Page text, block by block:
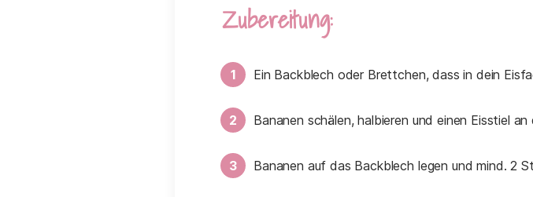
Zubereitung:
Ein Backblech oder Brettchen, dass in dein
Bananen schälen, halbieren und einen Eisstiel
Bananen auf das Backblech legen und mind. 2